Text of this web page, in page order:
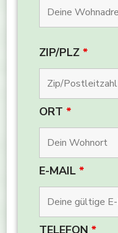
ZIP/PLZ *
ORT *
E-MAIL *